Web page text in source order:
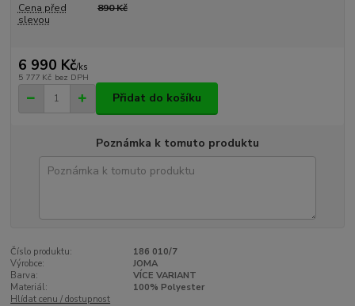
Cena před
slevou
890 Kč
6 990 Kč/ks
5 777 Kč bez DPH
Přidat do košíku
Poznámka k tomuto produktu
Číslo produktu:
186 010/7
Výrobce:
JOMA
Barva:
VÍCE VARIANT
Materiál:
100% Polyester
Hlídat cenu / dostupnost